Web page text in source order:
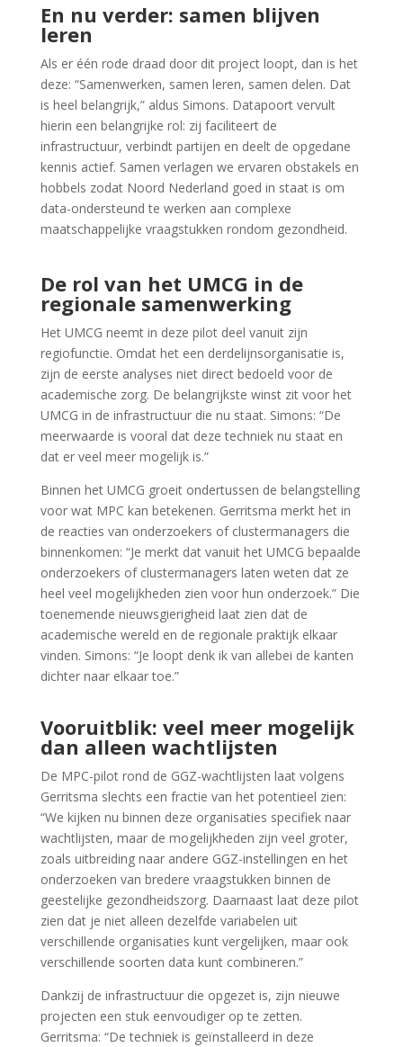
En nu verder: samen blijven
leren
Als er één rode draad door dit project loopt, dan is het
deze: “Samenwerken, samen leren, samen delen. Dat
is heel belangrijk,” aldus Simons. Datapoort vervult
hierin een belangrijke rol: zij faciliteert de
infrastructuur, verbindt partijen en deelt de opgedane
kennis actief. Samen verlagen we ervaren obstakels en
hobbels zodat Noord Nederland goed in staat is om
data-ondersteund te werken aan complexe
maatschappelijke vraagstukken rondom gezondheid.
De rol van het UMCG in de
regionale samenwerking
Het UMCG neemt in deze pilot deel vanuit zijn
regiofunctie. Omdat het een derdelijnsorganisatie is,
zijn de eerste analyses niet direct bedoeld voor de
academische zorg. De belangrijkste winst zit voor het
UMCG in de infrastructuur die nu staat. Simons: “De
meerwaarde is vooral dat deze techniek nu staat en
dat er veel meer mogelijk is.”
Binnen het UMCG groeit ondertussen de belangstelling
voor wat MPC kan betekenen. Gerritsma merkt het in
de reacties van onderzoekers of clustermanagers die
binnenkomen: “Je merkt dat vanuit het UMCG bepaalde
onderzoekers of clustermanagers laten weten dat ze
heel veel mogelijkheden zien voor hun onderzoek.” Die
toenemende nieuwsgierigheid laat zien dat de
academische wereld en de regionale praktijk elkaar
vinden. Simons: “Je loopt denk ik van allebei de kanten
dichter naar elkaar toe.”
Vooruitblik: veel meer mogelijk
dan alleen wachtlijsten
De MPC-pilot rond de GGZ-wachtlijsten laat volgens
Gerritsma slechts een fractie van het potentieel zien:
“We kijken nu binnen deze organisaties specifiek naar
wachtlijsten, maar de mogelijkheden zijn veel groter,
zoals uitbreiding naar andere GGZ-instellingen en het
onderzoeken van bredere vraagstukken binnen de
geestelijke gezondheidszorg. Daarnaast laat deze pilot
zien dat je niet alleen dezelfde variabelen uit
verschillende organisaties kunt vergelijken, maar ook
verschillende soorten data kunt combineren.”
Dankzij de infrastructuur die opgezet is, zijn nieuwe
projecten een stuk eenvoudiger op te zetten.
Gerritsma: “De techniek is geïnstalleerd in deze